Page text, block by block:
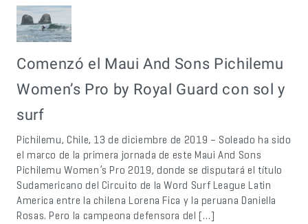
Comenzó el Maui And Sons Pichilemu
Women’s Pro by Royal Guard con sol y
surf
Pichilemu, Chile, 13 de diciembre de 2019 – Soleado ha sido
el marco de la primera jornada de este Maui And Sons
Pichilemu Women’s Pro 2019, donde se disputará el título
Sudamericano del Circuito de la Word Surf League Latin
America entre la chilena Lorena Fica y la peruana Daniella
Rosas. Pero la campeona defensora del […]